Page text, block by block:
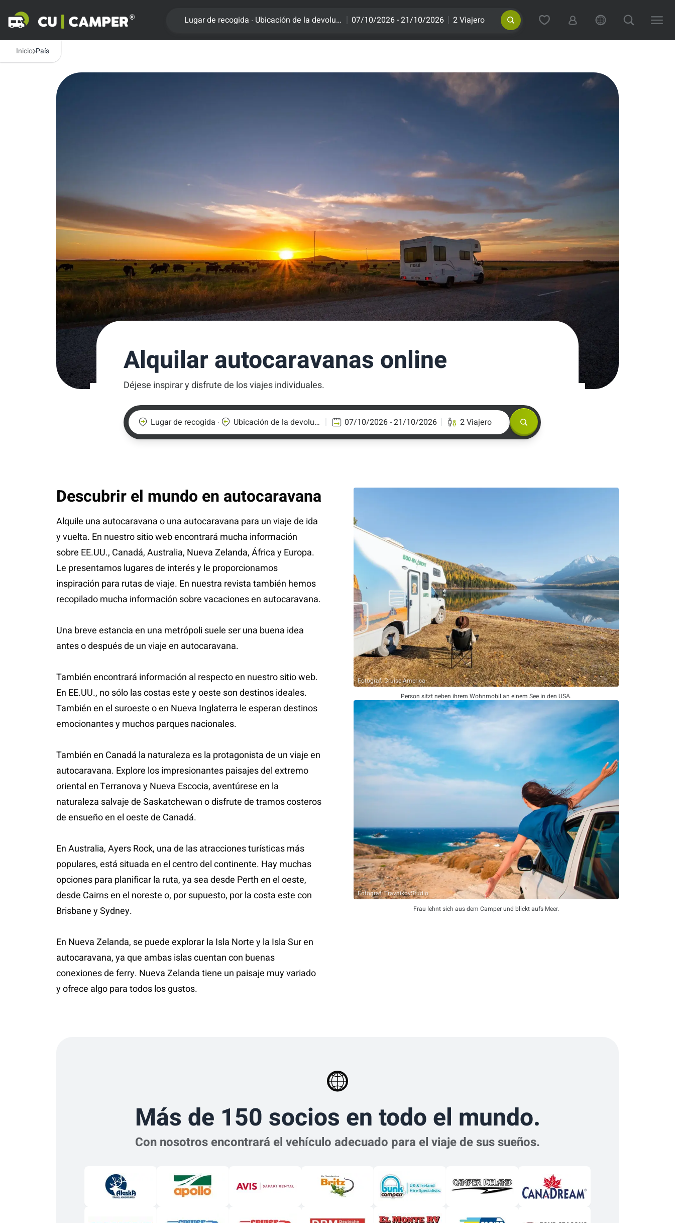
Lugar de recogida . Ubicación de la devolución 07/10/2026 - 21/10/2026 2 Viajero
Inicio País
Alquilar autocaravanas online
Déjese inspirar y disfrute de los viajes individuales.
Lugar de recogida . Ubicación de la devolución 07/10/2026 - 21/10/2026 2 Viajero
Descubrir el mundo en autocaravana
Alquile una autocaravana o una autocaravana para un viaje de ida
y vuelta. En nuestro sitio web encontrará mucha información
sobre EE.UU., Canadá, Australia, Nueva Zelanda, África y Europa.
Le presentamos lugares de interés y le proporcionamos
inspiración para rutas de viaje. En nuestra revista también hemos
recopilado mucha información sobre vacaciones en autocaravana.
Una breve estancia en una metrópoli suele ser una buena idea
antes o después de un viaje en autocaravana.
También encontrará información al respecto en nuestro sitio web.
En EE.UU., no sólo las costas este y oeste son destinos ideales.
También en el suroeste o en Nueva Inglaterra le esperan destinos
emocionantes y muchos parques nacionales.
También en Canadá la naturaleza es la protagonista de un viaje en
autocaravana. Explore los impresionantes paisajes del extremo
oriental en Terranova y Nueva Escocia, aventúrese en la
naturaleza salvaje de Saskatchewan o disfrute de tramos costeros
de ensueño en el oeste de Canadá.
En Australia, Ayers Rock, una de las atracciones turísticas más
populares, está situada en el centro del continente. Hay muchas
opciones para planificar la ruta, ya sea desde Perth en el oeste,
desde Cairns en el noreste o, por supuesto, por la costa este con
Brisbane y Sydney.
En Nueva Zelanda, se puede explorar la Isla Norte y la Isla Sur en
autocaravana, ya que ambas islas cuentan con buenas
conexiones de ferry. Nueva Zelanda tiene un paisaje muy variado
Fotograf: Cruise America
Person sitzt neben ihrem Wohnmobil an einem See in den USA.
Fotograf: TravnikovStudio
Frau lehnt sich aus dem Camper und blickt aufs Meer.
Más de 150 socios en todo el mundo.
Con nosotros encontrará el vehículo adecuado para el viaje de sus sueños.